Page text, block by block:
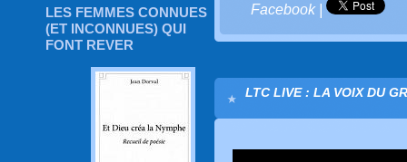
LES FEMMES CONNUES
(ET INCONNUES) QUI
FONT REVER
Facebook|
LTC LIVE : LA VOIX DU